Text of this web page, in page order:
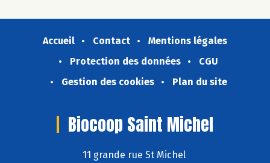
Accueil Contact
Mentions légales
Protection des données
CGU
Gestion des cookies
Plan du site
Biocoop Saint Michel
11 grande rue St Michel